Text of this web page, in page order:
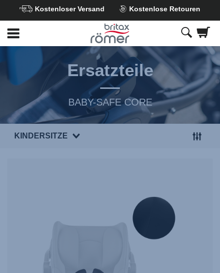
Hauptinhalt
springen
Kostenloser Versand Kostenlose Retouren
Ersatzteile
BABY-SAFE CORE
KINDERSITZE